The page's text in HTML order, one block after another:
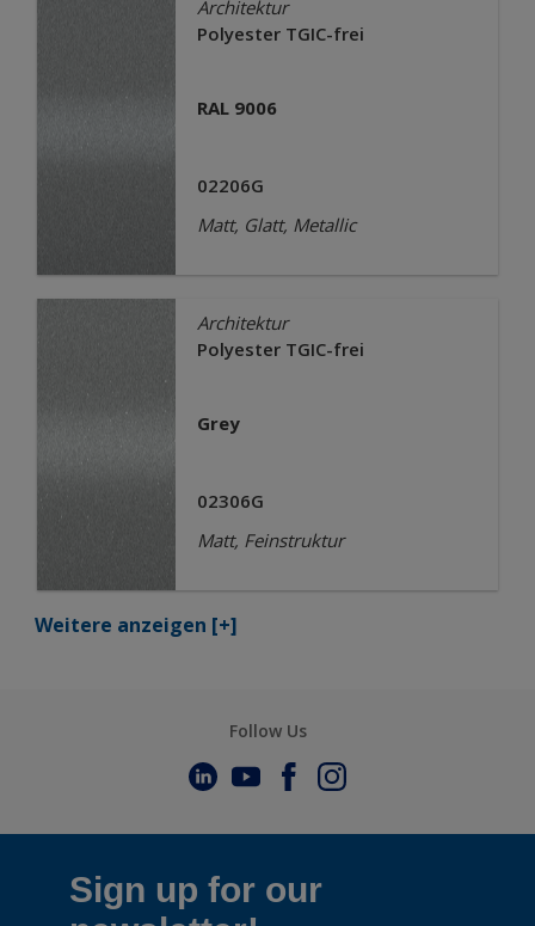
Architektur
Polyester TGIC-frei
RAL 9006
02206G
Matt, Glatt, Metallic
Architektur
Polyester TGIC-frei
Grey
02306G
Matt, Feinstruktur
Weitere anzeigen [+]
Follow Us